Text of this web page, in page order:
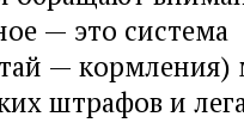
— это система
— кормления)
штрафов и